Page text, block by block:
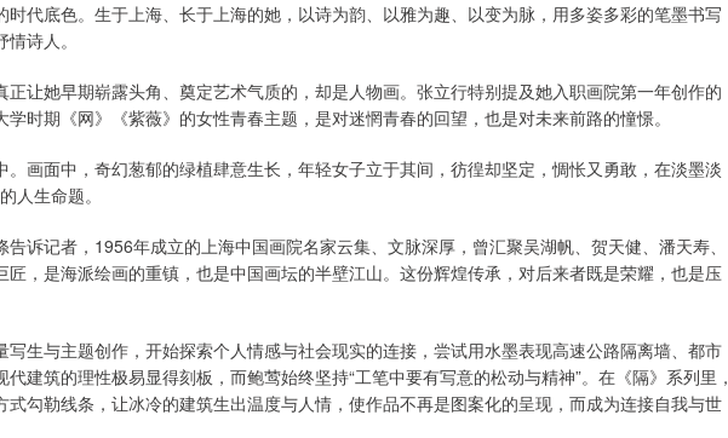
代底色。生于上海、长于上海的她，以诗为韵、以雅为趣、以变为脉，用多姿多彩的笔墨书写
诗人。
让她早期崭露头角、奠定艺术气质的，却是人物画。张立行特别提及她入职画院第一年创作的
时期《网》《紫薇》的女性青春主题，是对迷惘青春的回望，也是对未来前路的憧憬。
画面中，奇幻葱郁的绿植肆意生长，年轻女子立于其间，彷徨却坚定，惆怅又勇敢，在淡墨淡
人生命题。
诉记者，1956年成立的上海中国画院名家云集、文脉深厚，曾汇聚吴湖帆、贺天健、潘天寿、
，是海派绘画的重镇，也是中国画坛的半壁江山。这份辉煌传承，对后来者既是荣耀，也是压
生与主题创作，开始探索个人情感与社会现实的连接，尝试用水墨表现高速公路隔离墙、都市
建筑的理性极易显得刻板，而鲍莺始终坚持“工笔中要有写意的松动与精神”。在《隔》系列里，
勾勒线条，让冰冷的建筑生出温度与人情，使作品不再是图案化的呈现，而成为连接自我与世